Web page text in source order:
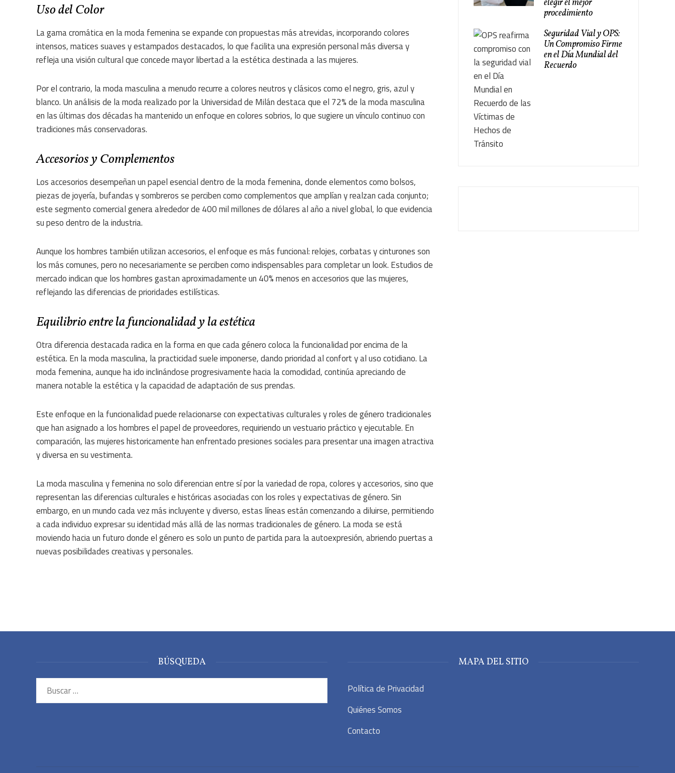
Uso del Color
La gama cromática en la moda femenina se expande con propuestas más atrevidas, incorporando colores
intensos, matices suaves y estampados destacados, lo que facilita una expresión personal más diversa y
refleja una visión cultural que concede mayor libertad a la estética destinada a las mujeres.
Por el contrario, la moda masculina a menudo recurre a colores neutros y clásicos como el negro, gris, azul y
blanco. Un análisis de la moda realizado por la Universidad de Milán destaca que el 72% de la moda masculina
en las últimas dos décadas ha mantenido un enfoque en colores sobrios, lo que sugiere un vínculo continuo con
tradiciones más conservadoras.
Accesorios y Complementos
Los accesorios desempeñan un papel esencial dentro de la moda femenina, donde elementos como bolsos,
piezas de joyería, bufandas y sombreros se perciben como complementos que amplían y realzan cada conjunto;
este segmento comercial genera alrededor de 400 mil millones de dólares al año a nivel global, lo que evidencia
su peso dentro de la industria.
Aunque los hombres también utilizan accesorios, el enfoque es más funcional: relojes, corbatas y cinturones son
los más comunes, pero no necesariamente se perciben como indispensables para completar un look. Estudios de
mercado indican que los hombres gastan aproximadamente un 40% menos en accesorios que las mujeres,
reflejando las diferencias de prioridades estilísticas.
Equilibrio entre la funcionalidad y la estética
Otra diferencia destacada radica en la forma en que cada género coloca la funcionalidad por encima de la
estética. En la moda masculina, la practicidad suele imponerse, dando prioridad al confort y al uso cotidiano. La
moda femenina, aunque ha ido inclinándose progresivamente hacia la comodidad, continúa apreciando de
manera notable la estética y la capacidad de adaptación de sus prendas.
Este enfoque en la funcionalidad puede relacionarse con expectativas culturales y roles de género tradicionales
que han asignado a los hombres el papel de proveedores, requiriendo un vestuario práctico y ejecutable. En
comparación, las mujeres historicamente han enfrentado presiones sociales para presentar una imagen atractiva
y diversa en su vestimenta.
La moda masculina y femenina no solo diferencian entre sí por la variedad de ropa, colores y accesorios, sino que
representan las diferencias culturales e históricas asociadas con los roles y expectativas de género. Sin
embargo, en un mundo cada vez más incluyente y diverso, estas líneas están comenzando a diluirse, permitiendo
a cada individuo expresar su identidad más allá de las normas tradicionales de género. La moda se está
moviendo hacia un futuro donde el género es solo un punto de partida para la autoexpresión, abriendo puertas a
nuevas posibilidades creativas y personales.
elegir el mejor
procedimiento
Seguridad Vial y OPS:
Un Compromiso Firme
en el Día Mundial del
Recuerdo
BÚSQUEDA
Buscar:
MAPA DEL SITIO
Política de Privacidad
Quiénes Somos
Contacto